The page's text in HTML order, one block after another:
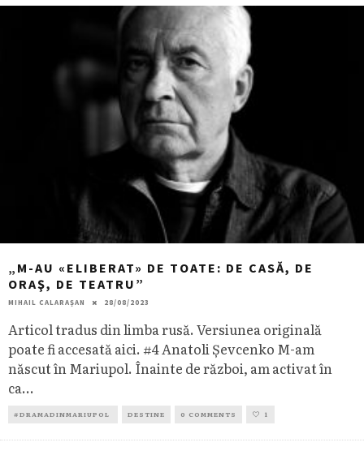
„M-AU «ELIBERAT» DE TOATE: DE CASĂ, DE
ORAŞ, DE TEATRU”
MIHAIL CALARAȘAN 28/08/2023
Articol tradus din limba rusă. Versiunea originală
poate fi accesată aici. #4 Anatoli Şevcenko M-am
născut în Mariupol. Înainte de război, am activat în
ca...
#DRAMADINMARIUPOL DESTINE 0 COMMENTS 1